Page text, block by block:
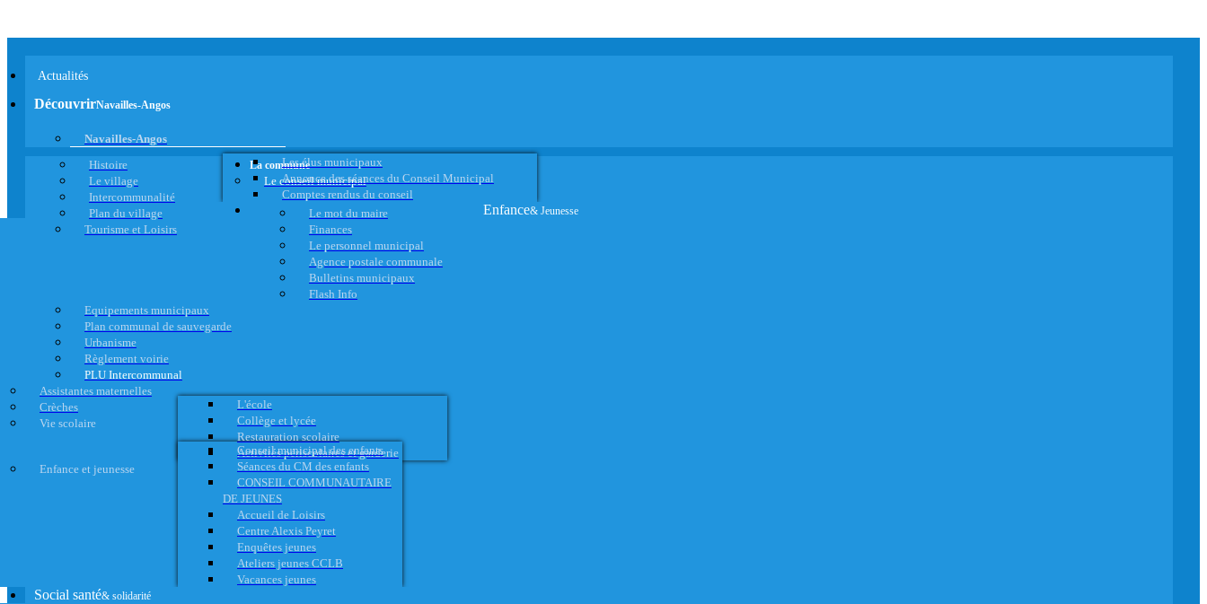
Actualités
DécouvrirNavailles-Angos
Navailles-Angos
Histoire
Le village
Intercommunalité
Plan du village
Tourisme et Loisirs
La commune
Le conseil municipal
Les élus municipaux
Annonce des séances du Conseil Municipal
Comptes rendus du conseil
Le mot du maire
Finances
Le personnel municipal
Agence postale communale
Bulletins municipaux
Flash Info
Equipements municipaux
Plan communal de sauvegarde
Urbanisme
Règlement voirie
PLU Intercommunal
Enfance& Jeunesse
Assistantes maternelles
Crèches
Vie scolaire
L'école
Collège et lycée
Restauration scolaire
Activités périscolaires et garderie
Enfance et jeunesse
Conseil municipal des enfants
Séances du CM des enfants
CONSEIL COMMUNAUTAIRE
DE JEUNES
Accueil de Loisirs
Centre Alexis Peyret
Enquêtes jeunes
Ateliers jeunes CCLB
Vacances jeunes
Social santé& solidarité